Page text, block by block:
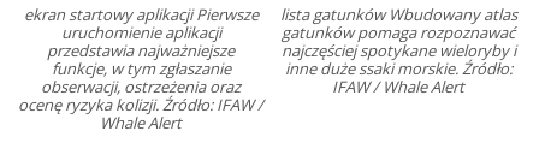
ekran startowy aplikacji Pierwsze
uruchomienie aplikacji
przedstawia najważniejsze
funkcje, w tym zgłaszanie
obserwacji, ostrzeżenia oraz
ocenę ryzyka kolizji. Źródło: IFAW /
Whale Alert
lista gatunków Wbudowany atlas
gatunków pomaga rozpoznawać
najczęściej spotykane wieloryby i
inne duże ssaki morskie. Źródło:
IFAW / Whale Alert